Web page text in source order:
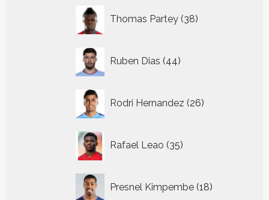
Thomas Partey 38
producten
Ruben Dias 44
producten
Rodri Hernandez 26
producten
Rafael Leao 35
producten
Presnel Kimpembe 18
producten